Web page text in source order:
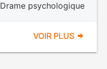
Drame psychologique
VOIR PLUS